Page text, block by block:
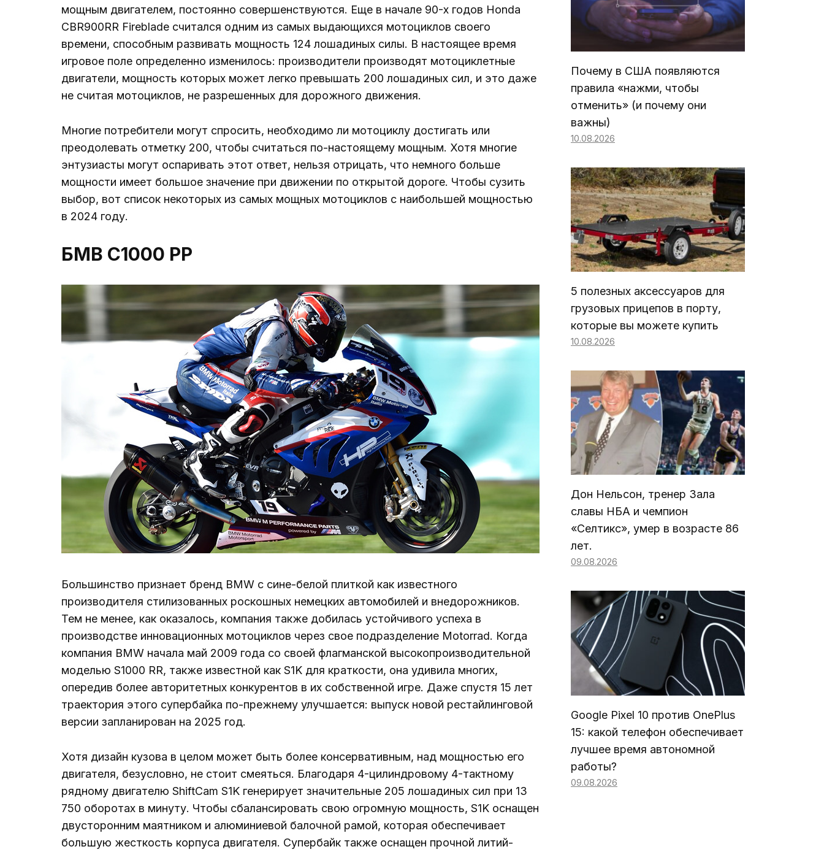
мощным двигателем, постоянно совершенствуются. Еще в начале 90-х годов Honda
CBR900RR Fireblade считался одним из самых выдающихся мотоциклов своего
времени, способным развивать мощность 124 лошадиных силы. В настоящее время
игровое поле определенно изменилось: производители производят мотоциклетные
двигатели, мощность которых может легко превышать 200 лошадиных сил, и это даже
не считая мотоциклов, не разрешенных для дорожного движения.
Многие потребители могут спросить, необходимо ли мотоциклу достигать или
преодолевать отметку 200, чтобы считаться по-настоящему мощным. Хотя многие
энтузиасты могут оспаривать этот ответ, нельзя отрицать, что немного больше
мощности имеет большое значение при движении по открытой дороге. Чтобы сузить
выбор, вот список некоторых из самых мощных мотоциклов с наибольшей мощностью
в 2024 году.
БМВ С1000 РР
Большинство признает бренд BMW с сине-белой плиткой как известного
производителя стилизованных роскошных немецких автомобилей и внедорожников.
Тем не менее, как оказалось, компания также добилась устойчивого успеха в
производстве инновационных мотоциклов через свое подразделение Motorrad. Когда
компания BMW начала май 2009 года со своей флагманской высокопроизводительной
моделью S1000 RR, также известной как S1K для краткости, она удивила многих,
опередив более авторитетных конкурентов в их собственной игре. Даже спустя 15 лет
траектория этого супербайка по-прежнему улучшается: выпуск новой рестайлинговой
версии запланирован на 2025 год.
Хотя дизайн кузова в целом может быть более консервативным, над мощностью его
двигателя, безусловно, не стоит смеяться. Благодаря 4-цилиндровому 4-тактному
рядному двигателю ShiftCam S1K генерирует значительные 205 лошадиных сил при 13
750 оборотах в минуту. Чтобы сбалансировать свою огромную мощность, S1K оснащен
двусторонним маятником и алюминиевой балочной рамой, которая обеспечивает
большую жесткость корпуса двигателя. Супербайк также оснащен прочной литий-
Почему в США появляются
правила «нажми, чтобы
отменить» (и почему они
важны)
10.08.2026
5 полезных аксессуаров для
грузовых прицепов в порту,
которые вы можете купить
10.08.2026
Дон Нельсон, тренер Зала
славы НБА и чемпион
«Селтикс», умер в возрасте 86
лет.
09.08.2026
Google Pixel 10 против OnePlus
15: какой телефон обеспечивает
лучшее время автономной
работы?
09.08.2026